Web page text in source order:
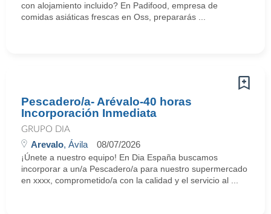
con alojamiento incluido? En Padifood, empresa de
comidas asiáticas frescas en Oss, prepararás ...
Pescadero/a- Arévalo-40 horas
Incorporación Inmediata
GRUPO DIA
Arevalo, Ávila 08/07/2026
¡Únete a nuestro equipo! En Dia España buscamos
incorporar a un/a Pescadero/a para nuestro supermercado
en xxxx, comprometido/a con la calidad y el servicio al ...